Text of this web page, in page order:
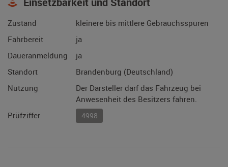
Zustand
kleinere bis mittlere Gebrauchsspuren
Fahrbereit
ja
Daueranmeldung
ja
Standort
Brandenburg (Deutschland)
Nutzung
Der Darsteller darf das Fahrzeug bei
Anwesenheit des Besitzers fahren.
Prüfziffer
4998